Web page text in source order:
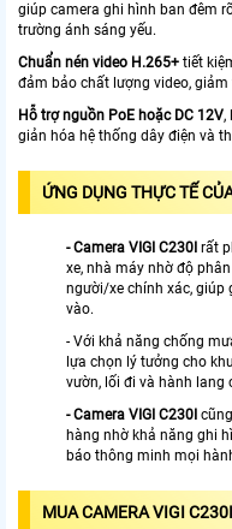
giúp camera ghi hình ban đêm
trường ánh sáng yếu.
Chuẩn nén video H.265+ tiết
đảm bảo chất lượng video,
Hỗ trợ nguồn PoE hoặc DC 12V,
giản hóa hệ thống dây điện và
ỨNG DỤNG THỰC TẾ
- Camera VIGI C230I rất
xe, nhà máy nhờ độ
người/xe chính xác, giúp
vào.
- Với khả năng chống
lựa chọn lý tưởng cho
vườn, lối đi và hành lang
- Camera VIGI C230I
hàng nhờ khả năng ghi
báo thông minh mọi
MUA CAMERA VIGI